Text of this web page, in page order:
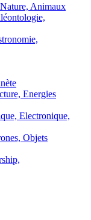
Animaux
Energies
Electronique,
Objets